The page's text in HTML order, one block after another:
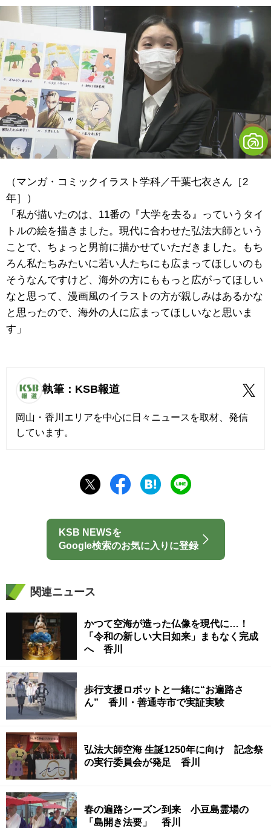
（マンガ・コミックイラスト学科／千葉七衣さん［2
年］）
「私が描いたのは、11番の『大学を去る』っていうタイ
トルの絵を描きました。現代に合わせた弘法大師という
ことで、ちょっと男前に描かせていただきました。もち
ろん私たちみたいに若い人たちにも広まってほしいのも
そうなんですけど、海外の方にももっと広がってほしい
なと思って、漫画風のイラストの方が親しみはあるかな
と思ったので、海外の人に広まってほしいなと思いま
す」
執筆：KSB報道
岡山・香川エリアを中心に日々ニュースを取材、発信
しています。
KSB NEWSを
Google検索のお気に入りに登録
関連ニュース
かつて空海が造った仏像を現代に…！
「令和の新しい大日如来」まもなく完成
へ 香川
歩行支援ロボットと一緒に“お遍路さ
ん” 香川・善通寺市で実証実験
弘法大師空海 生誕1250年に向け 記念祭
の実行委員会が発足 香川
春の遍路シーズン到来 小豆島霊場の
「島開き法要」 香川